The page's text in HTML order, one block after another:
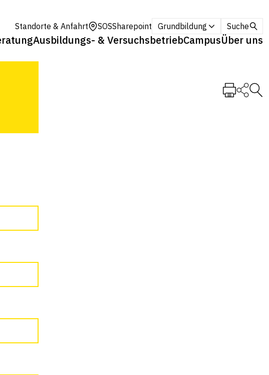
Standorte & Anfahrt SOSSharepoint Grundbildung Suche
Ausbildungs- & VersuchsbetriebCampusÜber uns